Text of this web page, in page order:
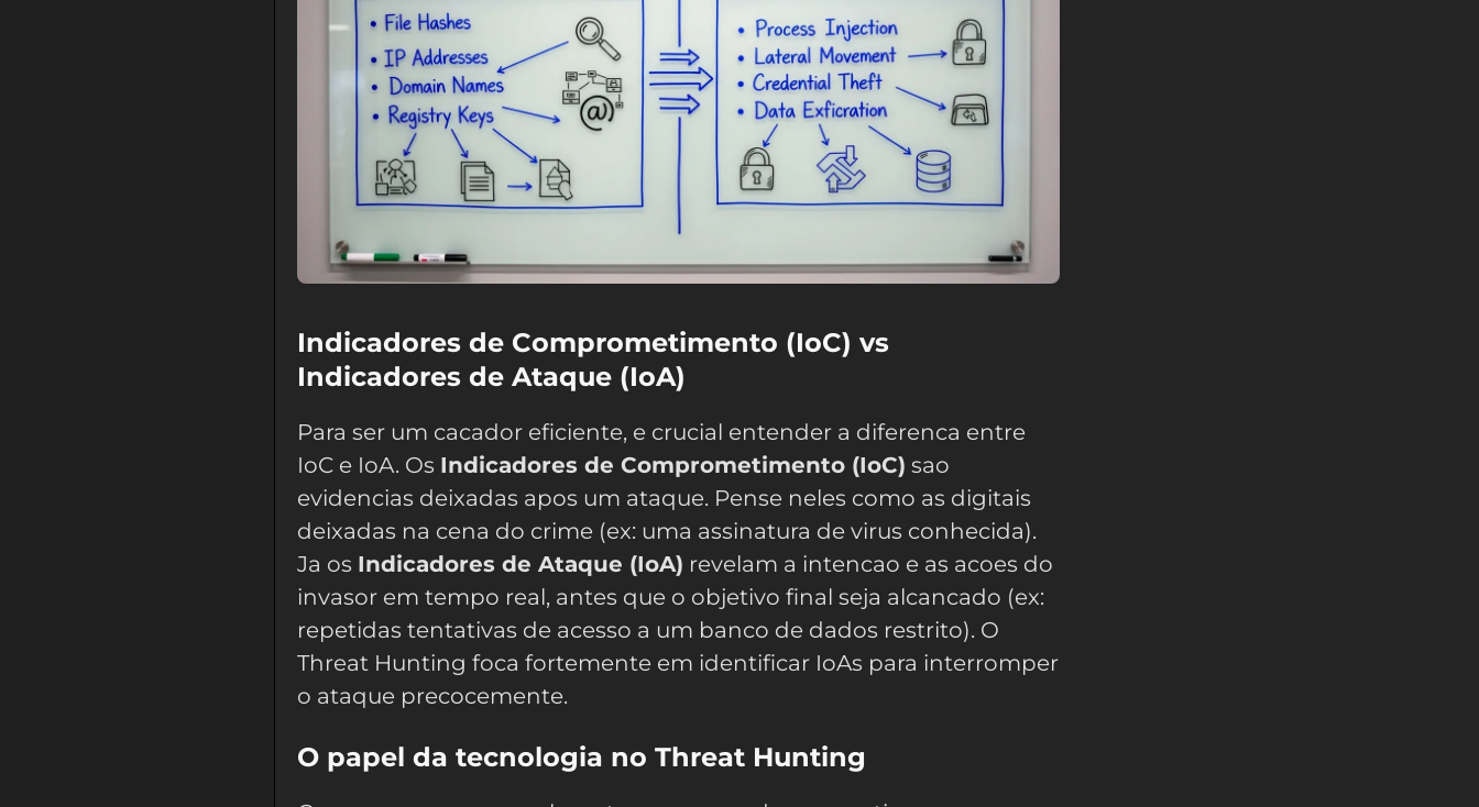
Indicadores de Comprometimento (IoC) vs
Indicadores de Ataque (IoA)
Para ser um cacador eficiente, e crucial entender a diferenca entre
IoC e IoA. Os Indicadores de Comprometimento (IoC) sao
evidencias deixadas apos um ataque. Pense neles como as digitais
deixadas na cena do crime (ex: uma assinatura de virus conhecida).
Ja os Indicadores de Ataque (IoA) revelam a intencao e as acoes do
invasor em tempo real, antes que o objetivo final seja alcancado (ex:
repetidas tentativas de acesso a um banco de dados restrito). O
Threat Hunting foca fortemente em identificar IoAs para interromper
o ataque precocemente.
O papel da tecnologia no Threat Hunting